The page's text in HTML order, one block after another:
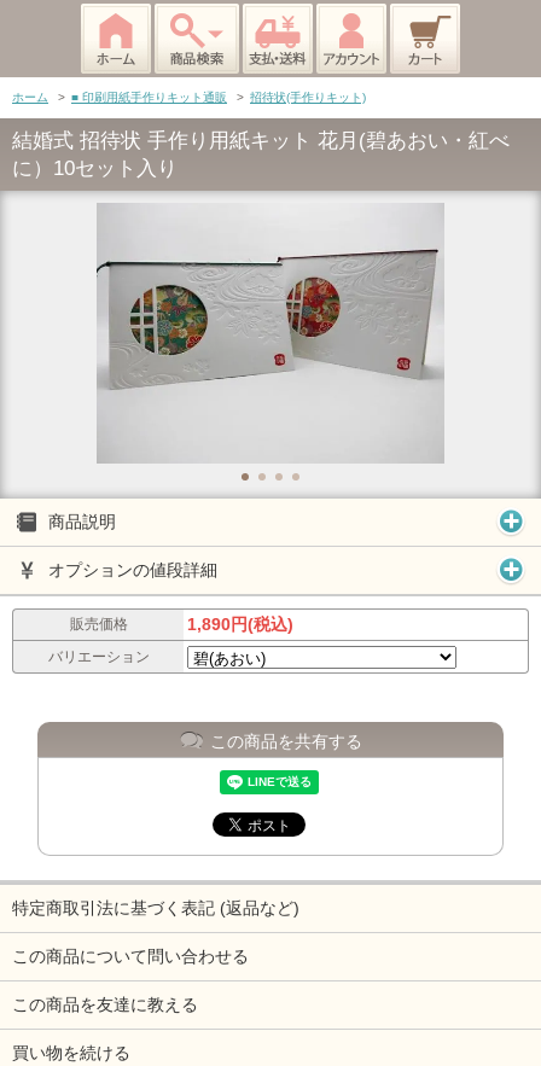
ホーム > ■ 印刷用紙手作りキット通販 > 招待状(手作りキット)
結婚式 招待状 手作り用紙キット 花月(碧あおい・紅べ
に）10セット入り
商品説明
オプションの値段詳細
販売価格 1,890円(税込)
バリエーション
この商品を共有する
特定商取引法に基づく表記 (返品など)
この商品について問い合わせる
この商品を友達に教える
買い物を続ける